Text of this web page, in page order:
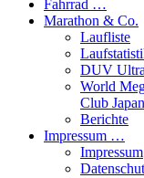
Fahrrad …
Marathon & Co.
Laufliste
DUV
World
Club Japan
Berichte
Impressum …
Impressum